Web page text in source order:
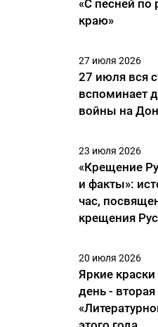
«С песней по
краю»
27 июля 2026
27 июля вся
вспоминает
войны на
23 июля 2026
«Крещение
и факты»:
час,
крещения
20 июля 2026
Яркие
день - вторая